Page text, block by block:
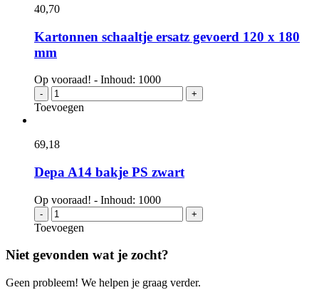
wit
BIO
aantal
40,70
Kartonnen schaaltje ersatz gevoerd 120 x 180
mm
Op vooraad! - Inhoud: 1000
-
Kartonnen
schaaltje
ersatz
120
180
mm
+
Toevoegen
69,18
Depa A14 bakje PS zwart
Op vooraad! - Inhoud: 1000
-
Depa
A14
bakje
PS
zwart
aantal
+
Toevoegen
Niet gevonden wat je zocht?
Geen probleem! We helpen je graag verder.